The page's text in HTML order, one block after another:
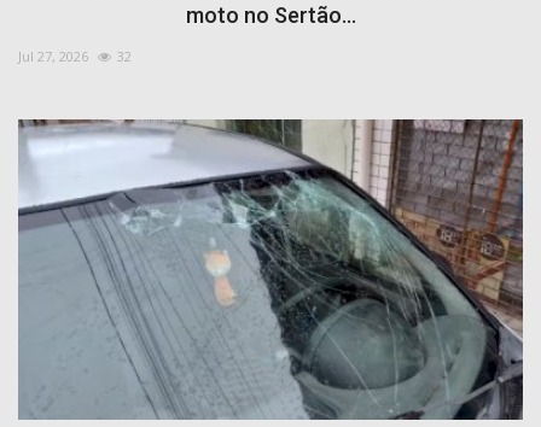
moto no Sertão...
Jul 27, 2026 32